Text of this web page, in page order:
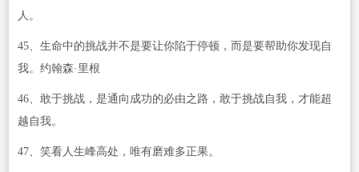
人。
45、生命中的挑战并不是要让你陷于停顿，而是要帮助你发现自
我。约翰森·里根
46、敢于挑战，是通向成功的必由之路，敢于挑战自我，才能超
越自我。
47、笑看人生峰高处，唯有磨难多正果。